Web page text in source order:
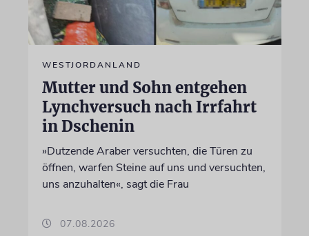
WESTJORDANLAND
Mutter und Sohn entgehen
Lynchversuch nach Irrfahrt
in Dschenin
»Dutzende Araber versuchten, die Türen zu
öffnen, warfen Steine auf uns und versuchten,
uns anzuhalten«, sagt die Frau
07.08.2026